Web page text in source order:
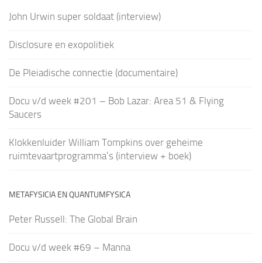
John Urwin super soldaat (interview)
Disclosure en exopolitiek
De Pleiadische connectie (documentaire)
Docu v/d week #201 – Bob Lazar: Area 51 & Flying
Saucers
Klokkenluider William Tompkins over geheime
ruimtevaartprogramma’s (interview + boek)
METAFYSICIA EN QUANTUMFYSICA
Peter Russell: The Global Brain
Docu v/d week #69 – Manna